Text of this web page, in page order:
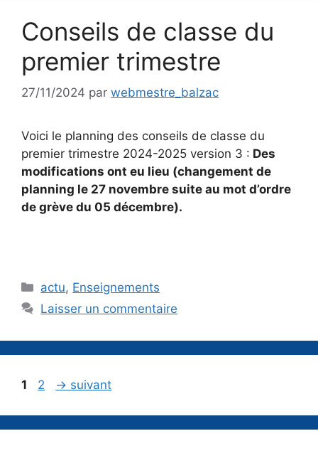
Conseils de classe du
premier trimestre
27/11/2024 par webmestre_balzac
Voici le planning des conseils de classe du
premier trimestre 2024-2025 version 3 : Des
modifications ont eu lieu (changement de
planning le 27 novembre suite au mot d’ordre
de grève du 05 décembre).
Catégories
actu, Enseignements
Laisser un commentaire
Page
1 Page
2 → suivant